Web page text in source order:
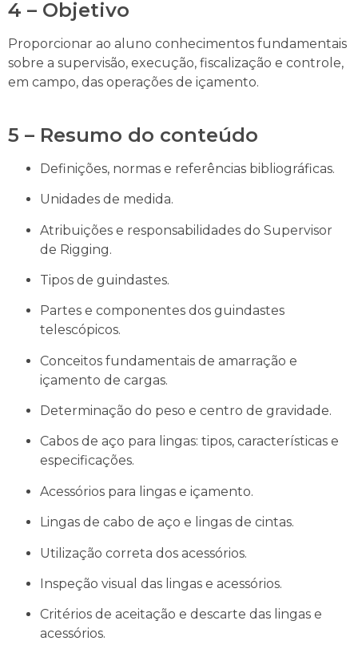
4 – Objetivo
Proporcionar ao aluno conhecimentos fundamentais
sobre a supervisão, execução, fiscalização e controle,
em campo, das operações de içamento.
5 – Resumo do conteúdo
Definições, normas e referências bibliográficas.
Unidades de medida.
Atribuições e responsabilidades do Supervisor
de Rigging.
Tipos de guindastes.
Partes e componentes dos guindastes
telescópicos.
Conceitos fundamentais de amarração e
içamento de cargas.
Determinação do peso e centro de gravidade.
Cabos de aço para lingas: tipos, características e
especificações.
Acessórios para lingas e içamento.
Lingas de cabo de aço e lingas de cintas.
Utilização correta dos acessórios.
Inspeção visual das lingas e acessórios.
Critérios de aceitação e descarte das lingas e
acessórios.